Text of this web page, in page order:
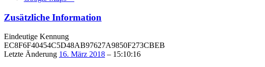
Zusätzliche Information
Eindeutige Kennung
EC8F6F40454C5D48AB97627A9850F273CBEB
Letzte Änderung 16. März 2018 – 15:10:16